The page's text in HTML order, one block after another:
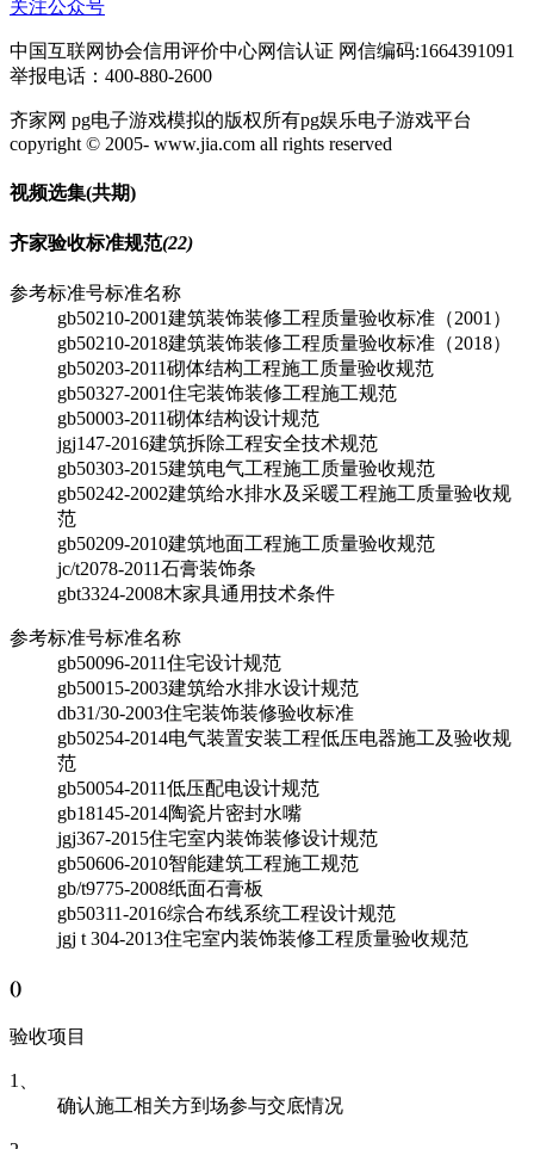
关注公众号
中国互联网协会信用评价中心网信认证 网信编码:1664391091
举报电话：400-880-2600
齐家网 pg电子游戏模拟的版权所有pg娱乐电子游戏平台
copyright © 2005- www.jia.com all rights reserved
视频选集(共期)
齐家验收标准规范(22)
参考标准号标准名称
gb50210-2001建筑装饰装修工程质量验收标准（2001）
gb50210-2018建筑装饰装修工程质量验收标准（2018）
gb50203-2011砌体结构工程施工质量验收规范
gb50327-2001住宅装饰装修工程施工规范
gb50003-2011砌体结构设计规范
jgj147-2016建筑拆除工程安全技术规范
gb50303-2015建筑电气工程施工质量验收规范
gb50242-2002建筑给水排水及采暖工程施工质量验收规
范
gb50209-2010建筑地面工程施工质量验收规范
jc/t2078-2011石膏装饰条
gbt3324-2008木家具通用技术条件
参考标准号标准名称
gb50096-2011住宅设计规范
gb50015-2003建筑给水排水设计规范
db31/30-2003住宅装饰装修验收标准
gb50254-2014电气装置安装工程低压电器施工及验收规
范
gb50054-2011低压配电设计规范
gb18145-2014陶瓷片密封水嘴
jgj367-2015住宅室内装饰装修设计规范
gb50606-2010智能建筑工程施工规范
gb/t9775-2008纸面石膏板
gb50311-2016综合布线系统工程设计规范
jgj t 304-2013住宅室内装饰装修工程质量验收规范
()
验收项目
1、
确认施工相关方到场参与交底情况